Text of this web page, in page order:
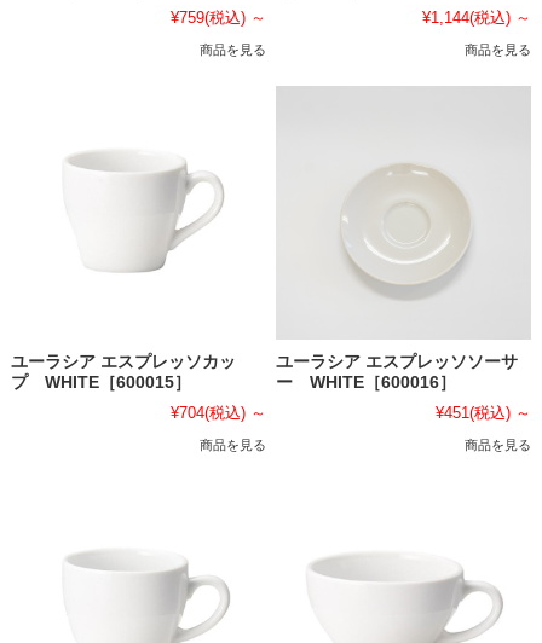
¥759(税込) ～
商品を見る
¥1,144(税込) ～
商品を見る
ユーラシア エスプレッソカッ
プ WHITE［600015］
¥704(税込) ～
商品を見る
ユーラシア エスプレッソソーサ
ー WHITE［600016］
¥451(税込) ～
商品を見る